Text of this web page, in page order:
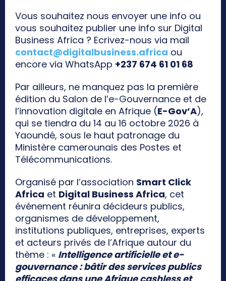
Vous souhaitez nous envoyer une info ou
vous souhaitez publier une info sur Digital
Business Africa ? Ecrivez-nous via mail
contact@digitalbusiness.africa ou
encore via WhatsApp +237 674 61 01 68
Par ailleurs, ne manquez pas la première
édition du Salon de l’e-Gouvernance et de
l’innovation digitale en Afrique (E-Gov’A),
qui se tiendra du 14 au 16 octobre 2026 à
Yaoundé, sous le haut patronage du
Ministère camerounais des Postes et
Télécommunications.
Organisé par l’association Smart Click
Africa et Digital Business Africa, cet
événement réunira décideurs publics,
organismes de développement,
institutions publiques, entreprises, experts
et acteurs privés de l’Afrique autour du
thème : « Intelligence artificielle et e-
gouvernance : bâtir des services publics